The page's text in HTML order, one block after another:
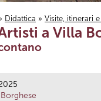
Didattica » Visite, itinerari
a Villa